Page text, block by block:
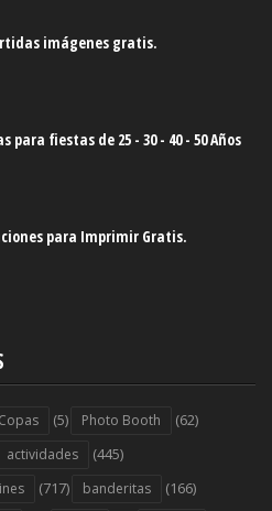
imágenes gratis.
para fiestas de 25 - 30 - 40 - 50 Años
para Imprimir Gratis.
(5) Photo Booth (62)
actividades (445)
(717) banderitas (166)